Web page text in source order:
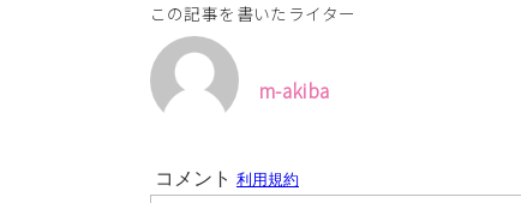
この記事を書いたライター
m-akiba